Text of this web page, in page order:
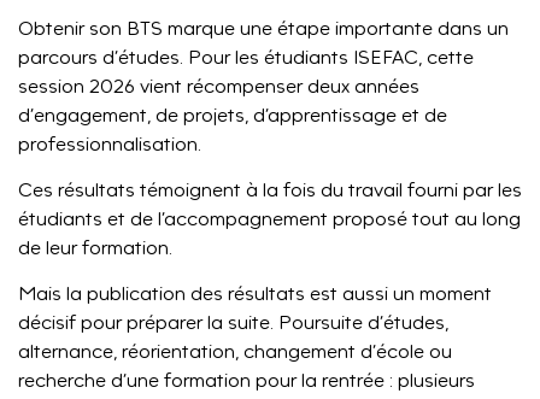
Obtenir son BTS marque une étape importante dans un
parcours d’études. Pour les étudiants ISEFAC, cette
session 2026 vient récompenser deux années
d’engagement, de projets, d’apprentissage et de
professionnalisation.
Ces résultats témoignent à la fois du travail fourni par les
étudiants et de l’accompagnement proposé tout au long
de leur formation.
Mais la publication des résultats est aussi un moment
décisif pour préparer la suite. Poursuite d’études,
alternance, réorientation, changement d’école ou
recherche d’une formation pour la rentrée : plusieurs